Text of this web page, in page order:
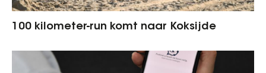
100 kilometer-run komt naar Koksijde